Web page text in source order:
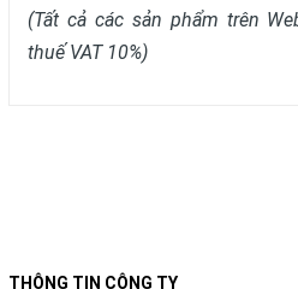
(Tất cả các sản phẩm trên
thuế VAT 10%)
THÔNG TIN CÔNG TY